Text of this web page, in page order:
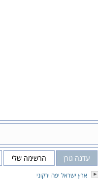
עדנה גורן הרשימה שלי
ארץ ישראל יפה ירקוני